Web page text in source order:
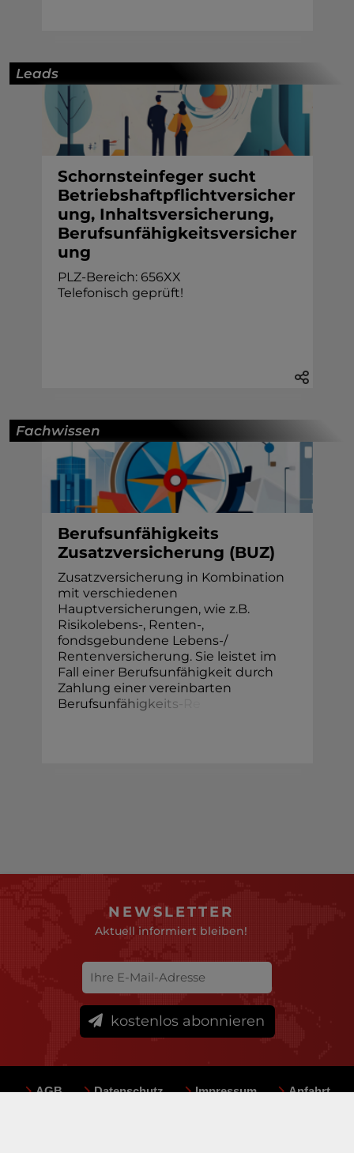
Leads
Schornsteinfeger sucht
Betriebshaftpflichtversicher
ung, Inhaltsversicherung,
Berufsunfähigkeitsversicher
ung
PLZ-Bereich: 656XX
Telefonisch geprüft!
Fachwissen
Berufsunfähigkeits
Zusatzversicherung (BUZ)
Zusatzversicherung in Kombination
mit verschiedenen
Hauptversicherungen, wie z.B.
Risikolebens-, Renten-,
fondsgebundene Lebens-/
Rentenversicherung. Sie leistet im
Fall einer Berufsunfähigkeit durch
Zahlung einer vereinbarten
Berufsunfähigkeits
NEWSLETTER
Aktuell informiert bleiben!
kostenlos abonnieren
AGB Datenschutz Impressum
Anfahrt